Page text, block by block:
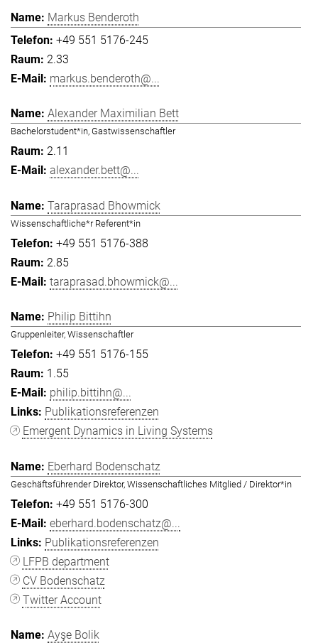
Markus Benderoth
+49 551 5176-245
2.33
markus.benderoth@...
Alexander Maximilian Bett
Bachelorstudent*in, Gastwissenschaftler
2.11
alexander.bett@...
Taraprasad Bhowmick
Wissenschaftliche*r Referent*in
+49 551 5176-388
2.85
taraprasad.bhowmick@...
Philip Bittihn
Gruppenleiter, Wissenschaftler
+49 551 5176-155
1.55
philip.bittihn@...
Publikationsreferenzen
Emergent Dynamics in Living Systems
Eberhard Bodenschatz
Geschäftsführender Direktor, Wissenschaftliches Mitglied / Direktor*in
+49 551 5176-300
eberhard.bodenschatz@...
Publikationsreferenzen
LFPB department
CV Bodenschatz
Twitter Account
Ayşe Bolik